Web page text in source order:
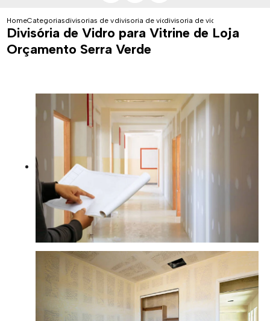
HomeCategoriasdivisorias de vidrodivisoria de vidro comercialdivisoria de vidro para vitrine
Divisória de Vidro para Vitrine de Loja
Orçamento Serra Verde